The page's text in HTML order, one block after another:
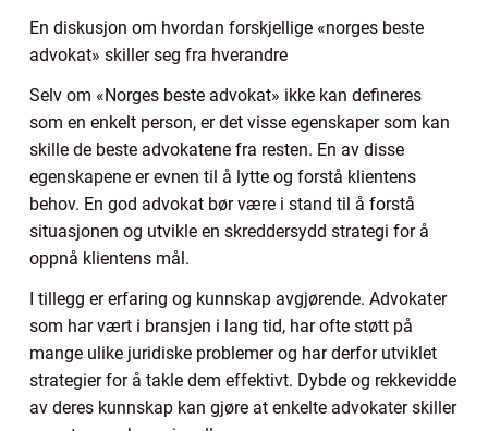
En diskusjon om hvordan forskjellige «norges beste
advokat» skiller seg fra hverandre
Selv om «Norges beste advokat» ikke kan defineres
som en enkelt person, er det visse egenskaper som kan
skille de beste advokatene fra resten. En av disse
egenskapene er evnen til å lytte og forstå klientens
behov. En god advokat bør være i stand til å forstå
situasjonen og utvikle en skreddersydd strategi for å
oppnå klientens mål.
I tillegg er erfaring og kunnskap avgjørende. Advokater
som har vært i bransjen i lang tid, har ofte støtt på
mange ulike juridiske problemer og har derfor utviklet
strategier for å takle dem effektivt. Dybde og rekkevidde
av deres kunnskap kan gjøre at enkelte advokater skiller